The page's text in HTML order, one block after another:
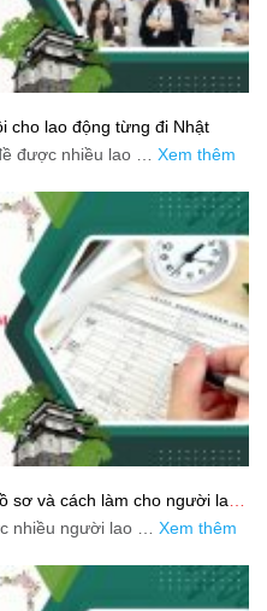
cho lao động từng đi Nhật
được nhiều lao … Xem thêm
sơ và cách làm cho người lao
nhiều người lao … Xem thêm